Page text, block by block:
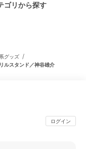
ゴリから探す
グッズ /
ルスタンド／神谷雄介
ログイン